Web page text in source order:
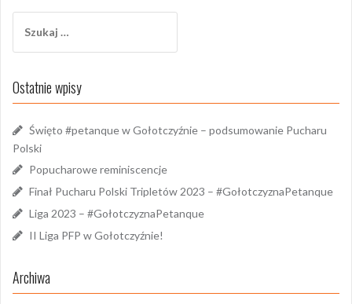
Ostatnie wpisy
Święto #petanque w Gołotczyźnie – podsumowanie Pucharu
Polski
Popucharowe reminiscencje
Finał Pucharu Polski Tripletów 2023 – #GołotczyznaPetanque
Liga 2023 – #GołotczyznaPetanque
II Liga PFP w Gołotczyźnie!
Archiwa